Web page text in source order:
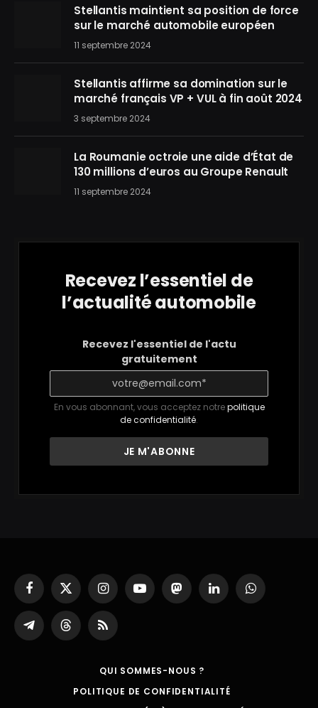
Stellantis maintient sa position de force
sur le marché automobile européen
11 septembre 2024
Stellantis affirme sa domination sur le
marché français VP + VUL à fin août 2024
3 septembre 2024
La Roumanie octroie une aide d’État de
130 millions d’euros au Groupe Renault
11 septembre 2024
Recevez l’essentiel de
l’actualité automobile
Recevez l'essentiel de l'actu
gratuitement
En vous abonnant, vous acceptez notrepolitique
de confidentialité.
Facebook
X
(Twitter)
InstagramYouTubeMastodonLinkedInWhatsApp
Partager
sur
ThreadsRSS
QUI SOMMES-NOUS ?
POLITIQUE DE CONFIDENTIALITÉ